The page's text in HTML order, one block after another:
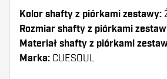
Kolor shafty z piórkami zestawy:
Rozmiar shafty z piórkami
Materiał shafty z piórkami
Marka: CUESOUL